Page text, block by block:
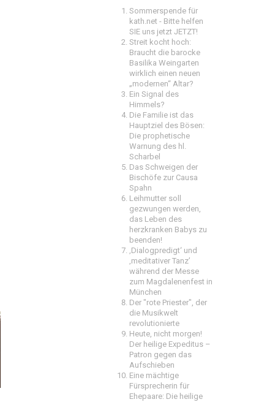
Sommerspende für
kath.net - Bitte helfen
SIE uns jetzt JETZT!
Streit kocht hoch:
Braucht die barocke
Basilika Weingarten
wirklich einen neuen
„modernen“ Altar?
Ein Signal des
Himmels?
Die Familie ist das
Hauptziel des Bösen:
Die prophetische
Warnung des hl.
Scharbel
Das Schweigen der
Bischöfe zur Causa
Spahn
Leihmutter soll
gezwungen werden,
das Leben des
herzkranken Babys zu
beenden!
‚Dialogpredigt‘ und
‚meditativer Tanz’
während der Messe
zum Magdalenenfest in
München
Der "rote Priester", der
die Musikwelt
revolutionierte
Heute, nicht morgen!
Der heilige Expeditus –
Patron gegen das
Aufschieben
Eine mächtige
Fürsprecherin für
Ehepaare: Die heilige